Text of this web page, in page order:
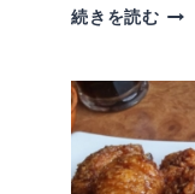
続きを読む【東
も】
韓
国
ソ